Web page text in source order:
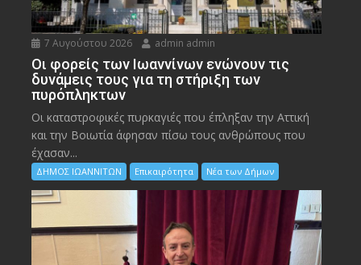
7 Αυγούστου 2026 admin admin
Οι φορείς των Ιωαννίνων ενώνουν τις
δυνάμεις τους για τη στήριξη των
πυρόπληκτων
Οι καταστροφικές πυρκαγιές που έπληξαν την Αττική
και την Bοιωτία άφησαν πίσω τους ανθρώπους που
έχασαν...
ΔΗΜΟΣ ΙΩΑΝΝΙΤΩΝ Επικαιρότητα Νέα των Δήμων